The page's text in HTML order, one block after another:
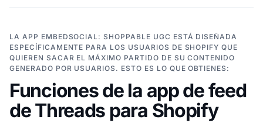
LA APP EMBEDSOCIAL: SHOPPABLE UGC ESTÁ DISEÑADA
ESPECÍFICAMENTE PARA LOS USUARIOS DE SHOPIFY QUE
QUIEREN SACAR EL MÁXIMO PARTIDO DE SU CONTENIDO
GENERADO POR USUARIOS. ESTO ES LO QUE OBTIENES:
Funciones de la app de feed
de Threads para Shopify